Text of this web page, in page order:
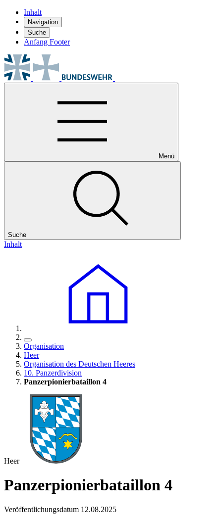
Inhalt
Navigation
Suche
Anfang Footer
Menü
Suche
Inhalt
Organisation
Heer
Organisation des Deutschen Heeres
10. Panzerdivision
Panzerpionierbataillon 4
Heer
Panzerpionierbataillon 4
Veröffentlichungsdatum 12.08.2025